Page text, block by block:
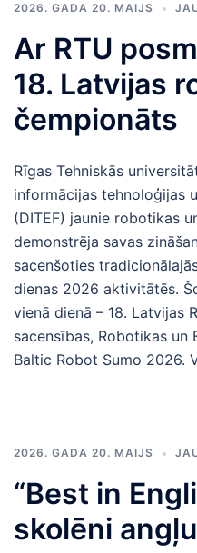
2026. GADA 20. MAIJS
Ar RTU
18. Latvijas
čempionāts
Rīgas Tehniskās
informācijas tehnoloģijas
(DITEF) jaunie robotikas
demonstrēja savas
sacenšoties
dienas 2026 aktivitātēs.
vienā dienā – 18. Latvijas
sacensības, Robotikas
Baltic Robot Sumo 2026.
2026. GADA 20. MAIJS
“Best in
skolēni